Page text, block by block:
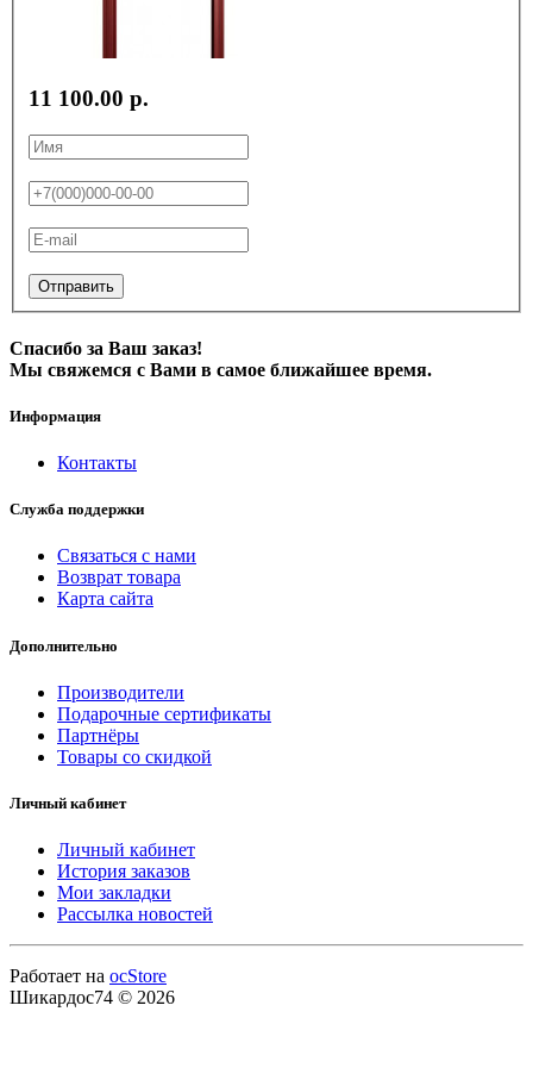
11 100.00 р.
Отправить
Спасибо за Ваш заказ!
Мы свяжемся с Вами в самое ближайшее время.
Информация
Контакты
Служба поддержки
Связаться с нами
Возврат товара
Карта сайта
Дополнительно
Производители
Подарочные сертификаты
Партнёры
Товары со скидкой
Личный кабинет
Личный кабинет
История заказов
Мои закладки
Рассылка новостей
Работает на ocStore
Шикардос74 © 2026